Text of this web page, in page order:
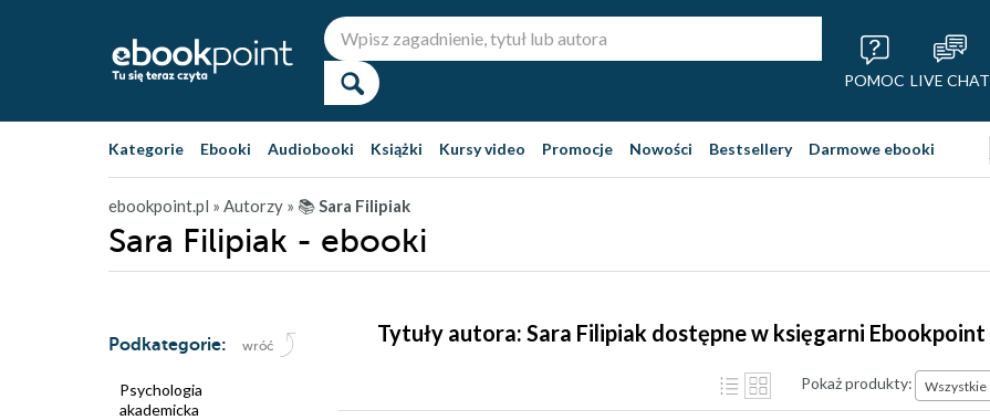
POMOC LIVE CHAT
Kategorie Ebooki Audiobooki Książki Kursy video Promocje Nowości Bestsellery Darmowe ebooki
ebookpoint.pl » Autorzy » 📚Sara Filipiak
Sara Filipiak - ebooki
Podkategorie: wróć
Psychologia
akademicka
Tytuły autora: Sara Filipiak dostępne w księgarni Ebookpoint
Pokaż produkty: Wszystkie